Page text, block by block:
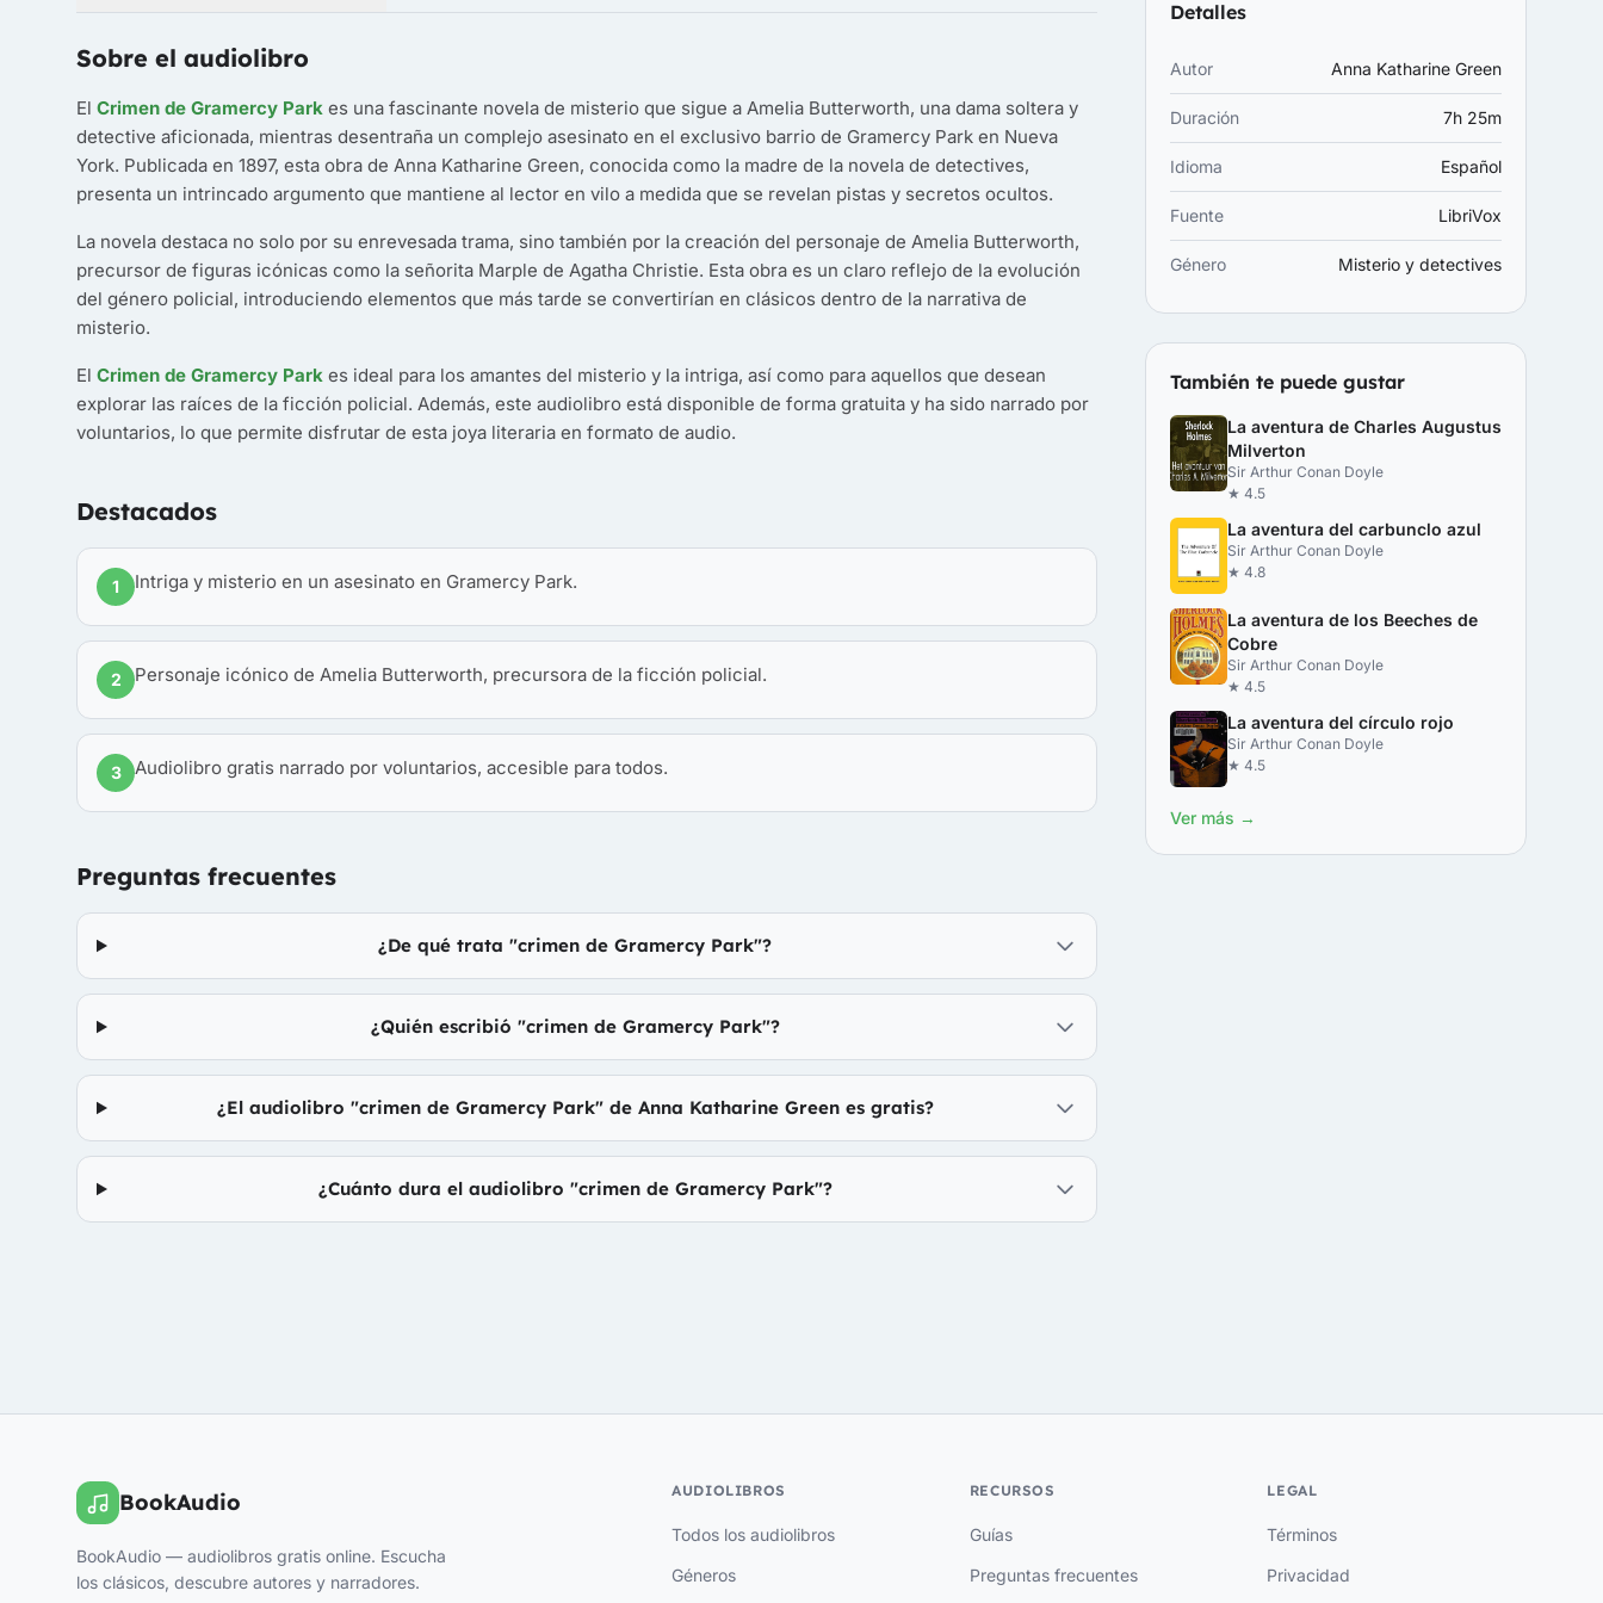
Sobre el audiolibro
El Crimen de Gramercy Park es una fascinante novela de misterio que sigue a Amelia Butterworth, una dama soltera y
detective aficionada, mientras desentraña un complejo asesinato en el exclusivo barrio de Gramercy Park en Nueva
York. Publicada en 1897, esta obra de Anna Katharine Green, conocida como la madre de la novela de detectives,
presenta un intrincado argumento que mantiene al lector en vilo a medida que se revelan pistas y secretos ocultos.
La novela destaca no solo por su enrevesada trama, sino también por la creación del personaje de Amelia Butterworth,
precursor de figuras icónicas como la señorita Marple de Agatha Christie. Esta obra es un claro reflejo de la evolución
del género policial, introduciendo elementos que más tarde se convertirían en clásicos dentro de la narrativa de
misterio.
El Crimen de Gramercy Park es ideal para los amantes del misterio y la intriga, así como para aquellos que desean
explorar las raíces de la ficción policial. Además, este audiolibro está disponible de forma gratuita y ha sido narrado por
voluntarios, lo que permite disfrutar de esta joya literaria en formato de audio.
Destacados
1 Intriga y misterio en un asesinato en Gramercy Park.
2 Personaje icónico de Amelia Butterworth, precursora de la ficción policial.
3 Audiolibro gratis narrado por voluntarios, accesible para todos.
Preguntas frecuentes
¿De qué trata "crimen de Gramercy Park"?
¿Quién escribió "crimen de Gramercy Park"?
¿El audiolibro "crimen de Gramercy Park" de Anna Katharine Green es gratis?
¿Cuánto dura el audiolibro "crimen de Gramercy Park"?
Detalles
Autor Anna Katharine Green
Duración 7h 25m
Idioma Español
Fuente LibriVox
Género Misterio y detectives
También te puede gustar
La aventura de Charles Augustus
Milverton
Sir Arthur Conan Doyle
★ 4.5
La aventura del carbunclo azul
Sir Arthur Conan Doyle
★ 4.8
La aventura de los Beeches de
Cobre
Sir Arthur Conan Doyle
★ 4.5
La aventura del círculo rojo
Sir Arthur Conan Doyle
★ 4.5
Ver más →
BookAudio
BookAudio — audiolibros gratis online. Escucha
los clásicos, descubre autores y narradores.
AUDIOLIBROS
Todos los audiolibros
Géneros
RECURSOS
Guías
Preguntas frecuentes
LEGAL
Términos
Privacidad